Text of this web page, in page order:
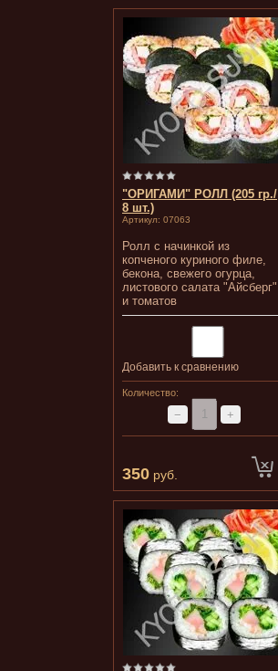
"ОРИГАМИ" РОЛЛ (205 гр./
8 шт.)
Артикул: 07063
Ролл с начинкой из
копченого куриного филе,
бекона, свежего огурца,
листового салата "Айсберг"
и томатов
Добавить к сравнению
Количество:
− +
350 руб.